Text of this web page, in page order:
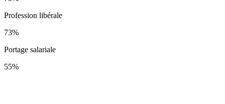
Profession libérale
73%
Portage salariale
55%